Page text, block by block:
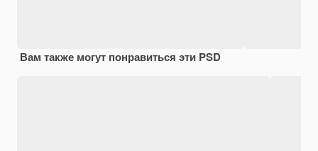
Вам также могут понравиться эти PSD